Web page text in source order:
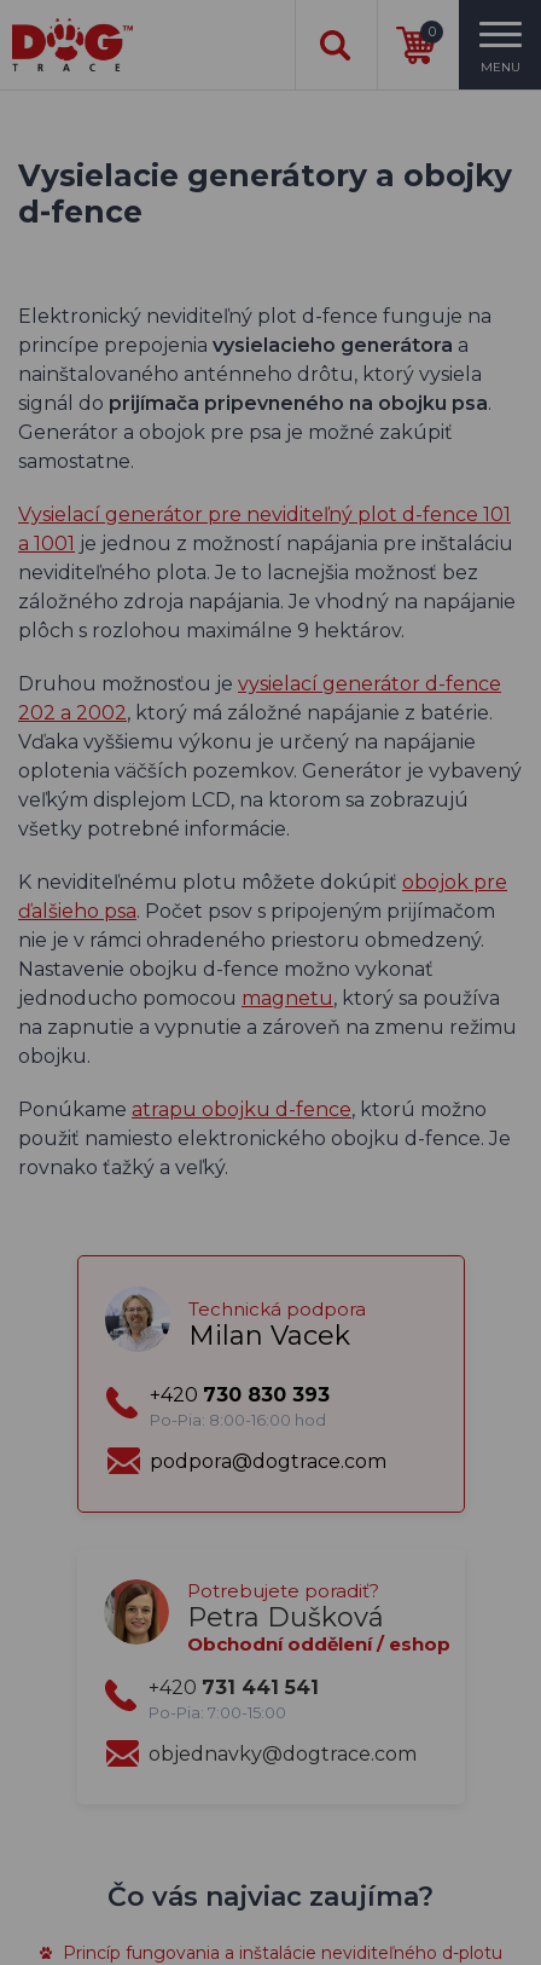
0
MENU
Vysielacie generátory a obojky
d-fence
Elektronický neviditeľný plot d-fence funguje na
princípe prepojenia vysielacieho generátora a
nainštalovaného anténneho drôtu, ktorý vysiela
signál do prijímača pripevneného na obojku psa.
Generátor a obojok pre psa je možné zakúpiť
samostatne.
Vysielací generátor pre neviditeľný plot d-fence 101
a 1001 je jednou z možností napájania pre inštaláciu
neviditeľného plota. Je to lacnejšia možnosť bez
záložného zdroja napájania. Je vhodný na napájanie
plôch s rozlohou maximálne 9 hektárov.
Druhou možnosťou je vysielací generátor d-fence
202 a 2002, ktorý má záložné napájanie z batérie.
Vďaka vyššiemu výkonu je určený na napájanie
oplotenia väčších pozemkov. Generátor je vybavený
veľkým displejom LCD, na ktorom sa zobrazujú
všetky potrebné informácie.
K neviditeľnému plotu môžete dokúpiť obojok pre
ďalšieho psa. Počet psov s pripojeným prijímačom
nie je v rámci ohradeného priestoru obmedzený.
Nastavenie obojku d-fence možno vykonať
jednoducho pomocou magnetu, ktorý sa používa
na zapnutie a vypnutie a zároveň na zmenu režimu
obojku.
Ponúkame atrapu obojku d-fence, ktorú možno
použiť namiesto elektronického obojku d-fence. Je
rovnako ťažký a veľký.
Technická podpora
Milan Vacek
+420 730 830 393
Po-Pia: 8:00-16:00 hod
podpora@dogtrace.com
Potrebujete poradiť?
Petra Dušková
Obchodní oddělení / eshop
+420 731 441 541
Po-Pia: 7:00-15:00
objednavky@dogtrace.com
Čo vás najviac zaujíma?
Princíp fungovania a inštalácie neviditeľného d-plotu